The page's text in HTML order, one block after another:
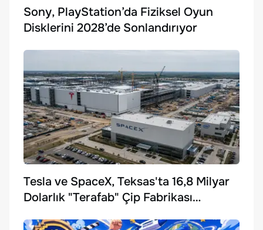
Sony, PlayStation’da Fiziksel Oyun
Disklerini 2028’de Sonlandırıyor
Tesla ve SpaceX, Teksas'ta 16,8 Milyar
Dolarlık "Terafab" Çip Fabrikası